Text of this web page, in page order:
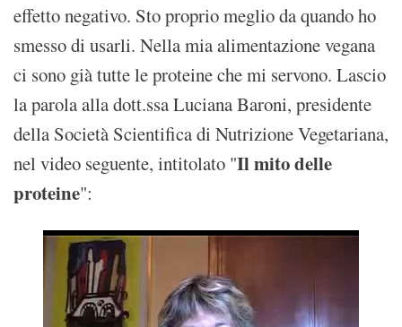
effetto negativo. Sto proprio meglio da quando ho
smesso di usarli. Nella mia alimentazione vegana
ci sono già tutte le proteine che mi servono. Lascio
la parola alla dott.ssa Luciana Baroni, presidente
della Società Scientifica di Nutrizione Vegetariana,
nel video seguente, intitolato "Il mito delle
proteine":